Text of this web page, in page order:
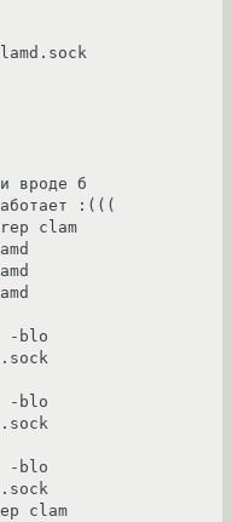
вроде б
:(((
clam
-blo
-blo
-blo